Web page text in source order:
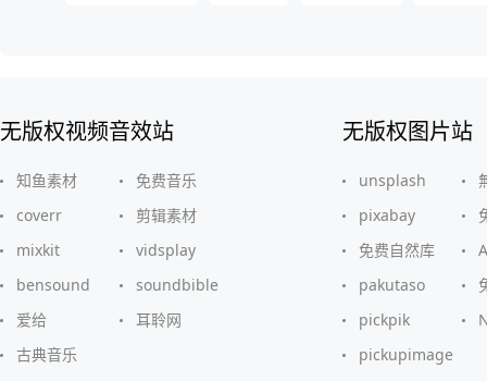
无版权视频音效站
知鱼素材
免费音乐
coverr
剪辑素材
mixkit
vidsplay
bensound
soundbible
爱给
耳聆网
古典音乐
无版权图片站
unsplash
pixabay
免费自然库
pakutaso
pickpik
pickupimage